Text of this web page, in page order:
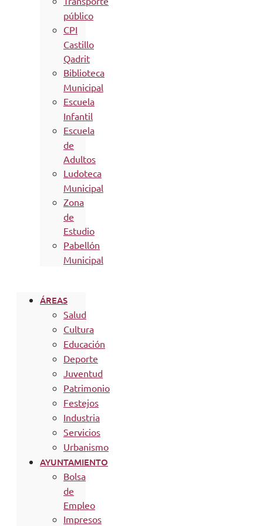
público
CPI
Castillo
Qadrit
Biblioteca
Municipal
Escuela
Infantil
Escuela
de
Adultos
Ludoteca
Municipal
Zona
de
Estudio
Pabellón
Municipal
ÁREAS
Salud
Cultura
Educación
Deporte
Juventud
Patrimonio
Festejos
Industria
Servicios
Urbanismo
AYUNTAMIENTO
Bolsa
de
Empleo
Impresos